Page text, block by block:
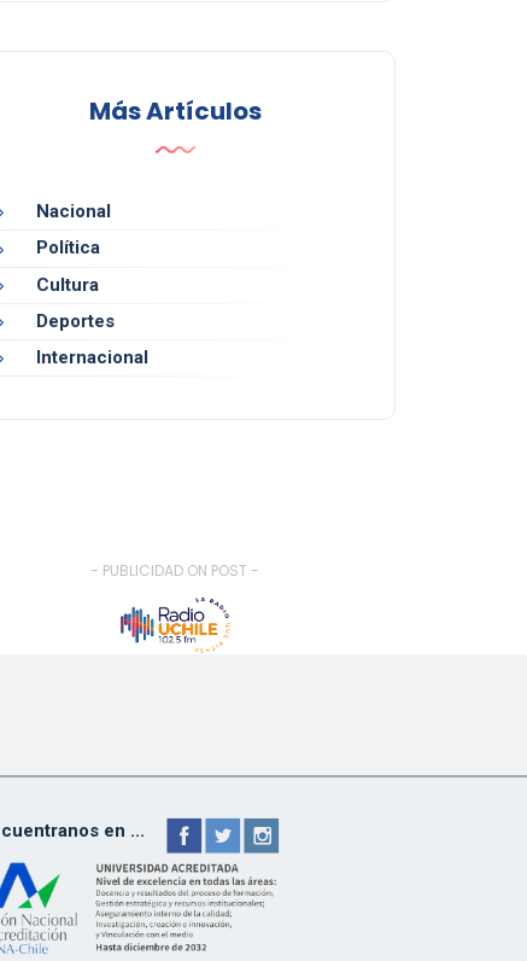
Más Artículos
Nacional
Política
Cultura
Deportes
Internacional
- PUBLICIDAD ON POST -
en ...